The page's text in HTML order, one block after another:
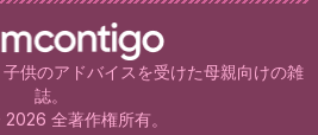
供のアドバイスを受けた母親向けの雑
誌。
全著作権所有。